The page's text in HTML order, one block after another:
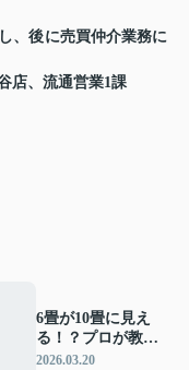
、後に売買仲介業務に
店、流通営業1課
6畳が10畳に見え
る！？プロが教え
る"視覚マジッ
2026.03.20